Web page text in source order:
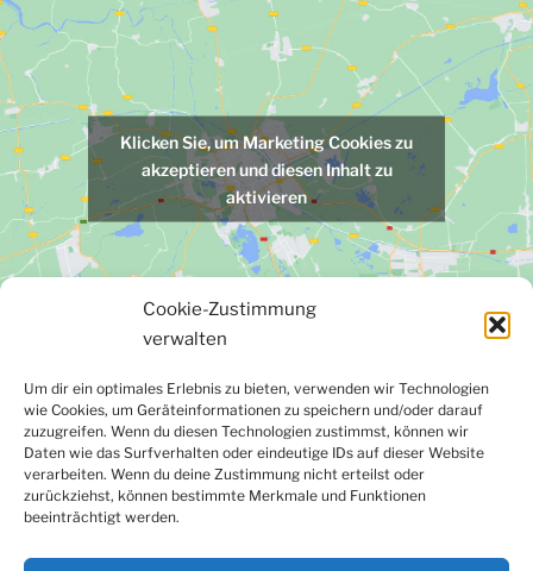
Cookie-Zustimmung
verwalten
Um dir ein optimales Erlebnis zu bieten, verwenden wir Technologien
wie Cookies, um Geräteinformationen zu speichern und/oder darauf
zuzugreifen. Wenn du diesen Technologien zustimmst, können wir
Daten wie das Surfverhalten oder eindeutige IDs auf dieser Website
verarbeiten. Wenn du deine Zustimmung nicht erteilst oder
zurückziehst, können bestimmte Merkmale und Funktionen
beeinträchtigt werden.
Klicken Sie, um Marketing Cookies zu
akzeptieren und diesen Inhalt zu
aktivieren
Facebook Instagram LinkedIn
YouTube
Newsletter
Richtlinie (EU)